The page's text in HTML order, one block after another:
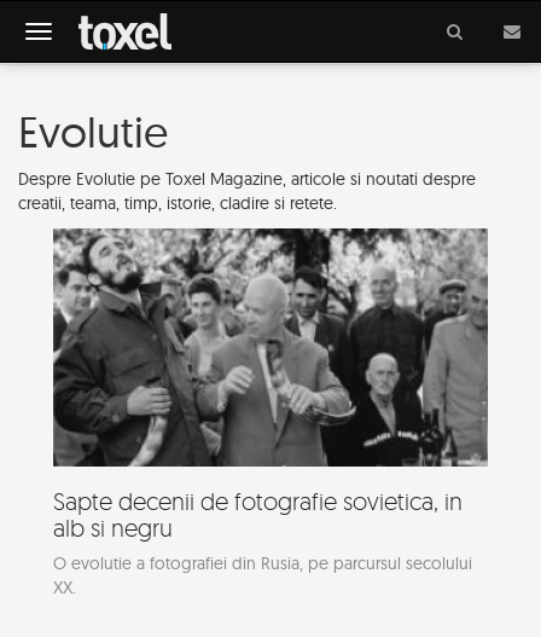
Meniu
Evolutie
Despre Evolutie pe Toxel Magazine, articole si noutati despre
creatii, teama, timp, istorie, cladire si retete.
Sapte decenii de fotografie sovietica, in
alb si negru
O evolutie a fotografiei din Rusia, pe parcursul secolului
XX.